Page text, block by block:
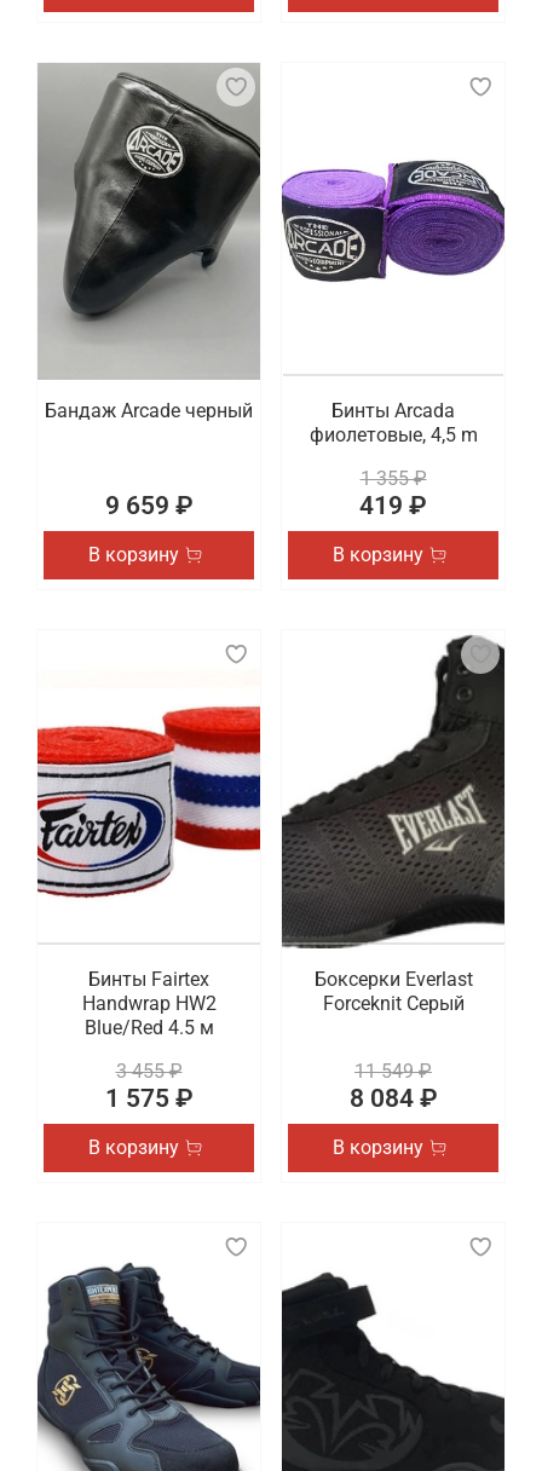
Бандаж Arcade черный
9 659 ₽
В корзину
Бинты Arcada
фиолетовые, 4,5 m
1 355 ₽
419 ₽
В корзину
Бинты Fairtex
Handwrap HW2
Blue/Red 4.5 м
3 455 ₽
1 575 ₽
В корзину
Боксерки Everlast
Forceknit Серый
11 549 ₽
8 084 ₽
В корзину